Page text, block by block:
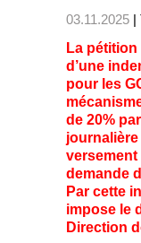
03.11.2025 |
La
d’une
pour les
de 20%
versement
demande
Par cette
impose le
Direction